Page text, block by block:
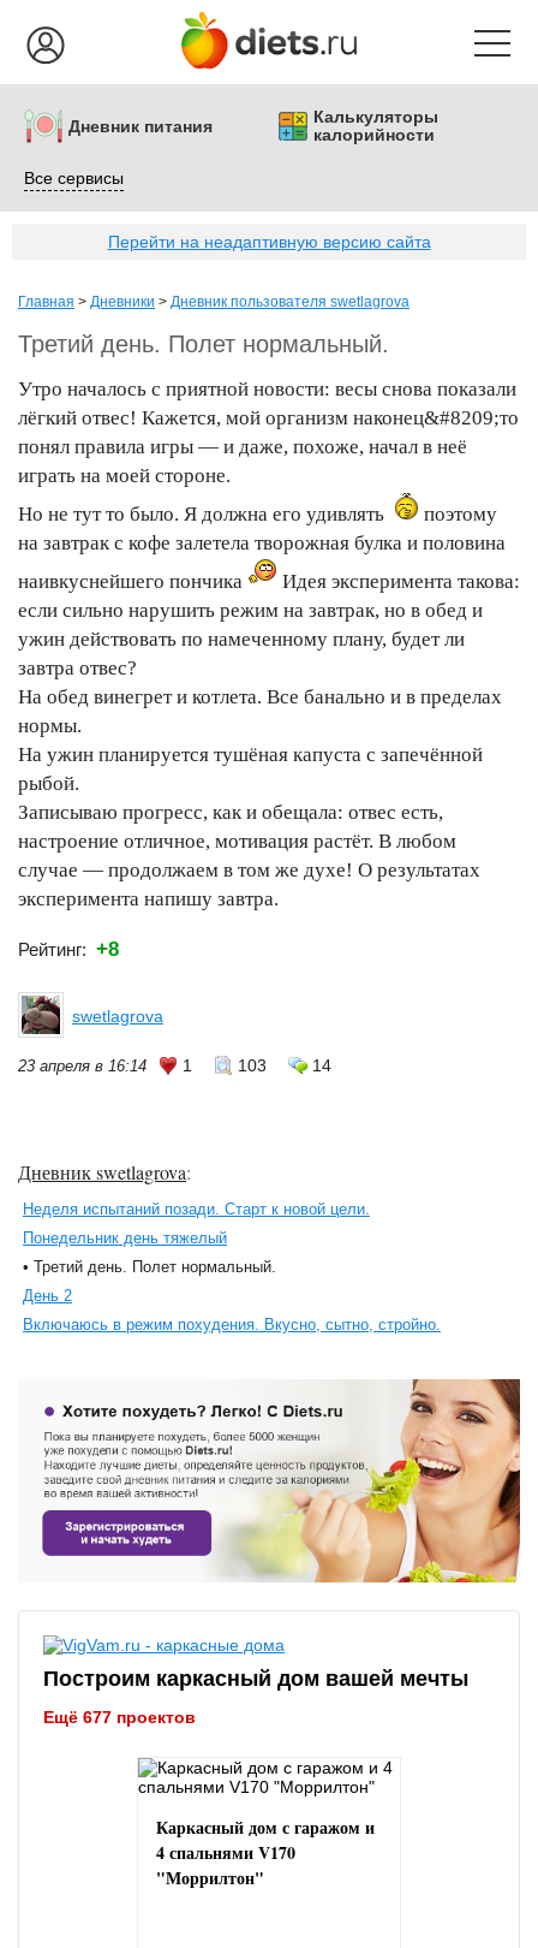
Дневник питания
Калькуляторы
калорийности
Все сервисы
Перейти на неадаптивную версию сайта
Главная > Дневники > Дневник пользователя swetlagrova
Третий день. Полет нормальный.
Утро началось с приятной новости: весы снова показали
лёгкий отвес! Кажется, мой организм наконец&#8209;то
понял правила игры — и даже, похоже, начал в неё
играть на моей стороне.
Но не тут то было. Я должна его удивлять
поэтому
на завтрак с кофе залетела творожная булка и половина
наивкуснейшего пончика
Идея эксперимента такова:
если сильно нарушить режим на завтрак, но в обед и
ужин действовать по намеченному плану, будет ли
завтра отвес?
На обед винегрет и котлета. Все банально и в пределах
нормы.
На ужин планируется тушёная капуста с запечённой
рыбой.
Записываю прогресс, как и обещала: отвес есть,
настроение отличное, мотивация растёт. В любом
случае — продолжаем в том же духе! О результатах
эксперимента напишу завтра.
Рейтинг: +8
swetlagrova
23 апреля в 16:14 1 103 14
Дневник swetlagrova:
Неделя испытаний позади. Старт к новой цели.
Понедельник день тяжелый
• Третий день. Полет нормальный.
День 2
Включаюсь в режим похудения. Вкусно, сытно, стройно.
Построим каркасный дом вашей мечты
Ещё 677 проектов
Каркасный дом с гаражом и
4 спальнями V170
"Моррилтон"